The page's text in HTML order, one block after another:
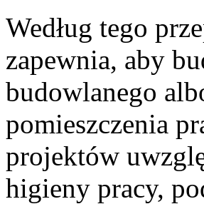
Według tego
zapewnia, aby
budowlanego
pomieszczenia
projektów
higieny pracy,